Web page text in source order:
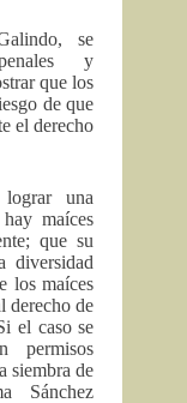
se
y
que los
de que
el derecho
una
maíces
que su
diversidad
los maíces
derecho de
el caso se
permisos
siembra de
Sánchez